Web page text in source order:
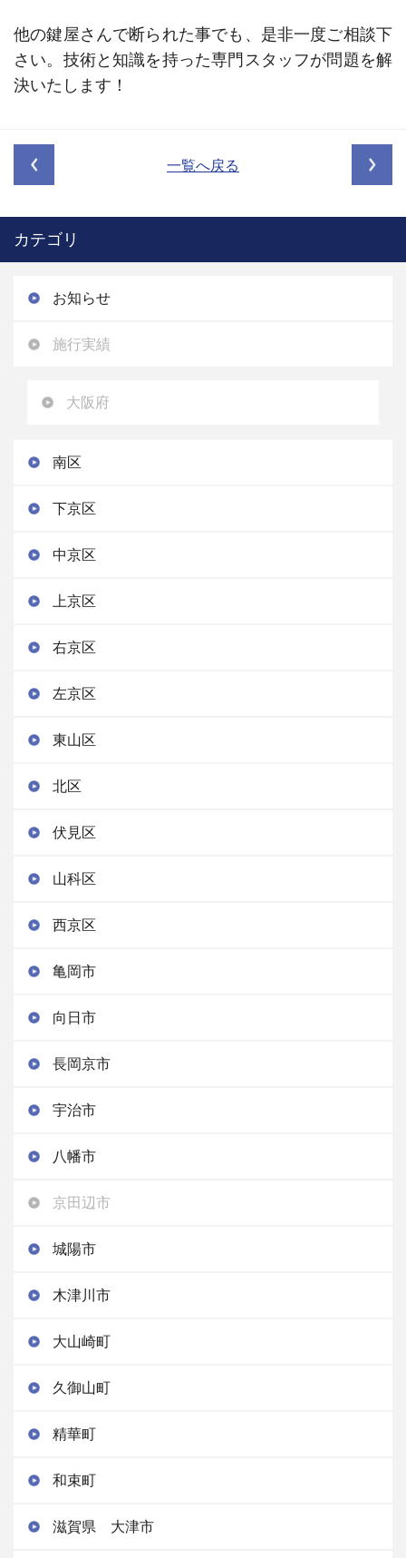
他の鍵屋さんで断られた事でも、是非一度ご相談下
さい。技術と知識を持った専門スタッフが問題を解
決いたします！
一覧へ戻る
カテゴリ
お知らせ
施行実績
大阪府
南区
下京区
中京区
上京区
右京区
左京区
東山区
北区
伏見区
山科区
西京区
亀岡市
向日市
長岡京市
宇治市
八幡市
京田辺市
城陽市
木津川市
大山崎町
久御山町
精華町
和束町
滋賀県 大津市